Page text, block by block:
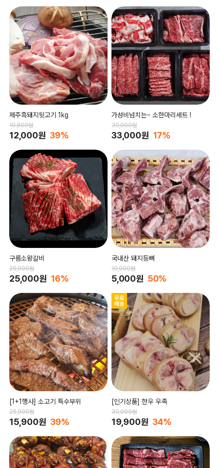
제주흑돼지뒷고기 1kg
19,800원
12,000원 39%
가성비넘치는~ 소한마리세트 !
39,900원
33,000원 17%
구름소왕갈비
29,900원
25,000원 16%
국내산 돼지등뼈
10,000원
5,000원 50%
[1+1행사] 소고기 특수부위
25,900원
15,900원 39%
[인기상품] 한우 우족
30,000원
19,900원 34%